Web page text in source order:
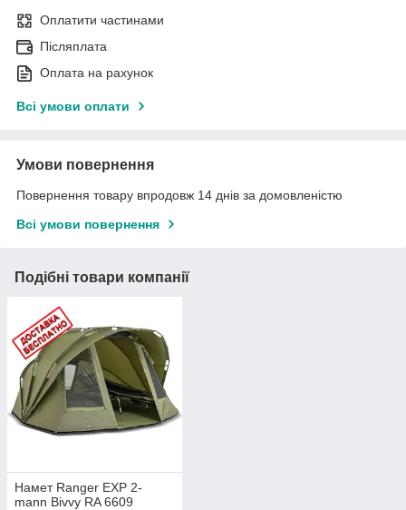
Оплатити частинами
Післяплата
Оплата на рахунок
Всі умови оплати
Умови повернення
Повернення товару впродовж 14 днів за домовленістю
Всі умови повернення
Подібні товари компанії
Намет Ranger EXP 2-
mann Bivvy RA 6609